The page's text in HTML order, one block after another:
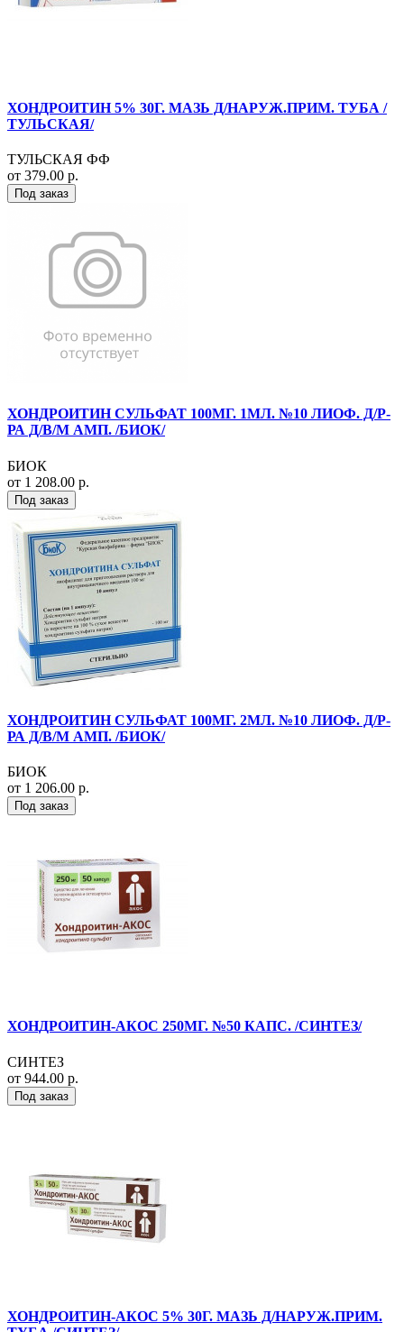
ХОНДРОИТИН 5% 30Г. МАЗЬ Д/НАРУЖ.ПРИМ. ТУБА /
ТУЛЬСКАЯ/
ТУЛЬСКАЯ ФФ
от 379.00 р.
Под заказ
ХОНДРОИТИН СУЛЬФАТ 100МГ. 1МЛ. №10 ЛИОФ. Д/Р-
РА Д/В/М АМП. /БИОК/
БИОК
от 1 208.00 р.
Под заказ
ХОНДРОИТИН СУЛЬФАТ 100МГ. 2МЛ. №10 ЛИОФ. Д/Р-
РА Д/В/М АМП. /БИОК/
БИОК
от 1 206.00 р.
Под заказ
ХОНДРОИТИН-АКОС 250МГ. №50 КАПС. /СИНТЕЗ/
СИНТЕЗ
от 944.00 р.
Под заказ
ХОНДРОИТИН-АКОС 5% 30Г. МАЗЬ Д/НАРУЖ.ПРИМ.